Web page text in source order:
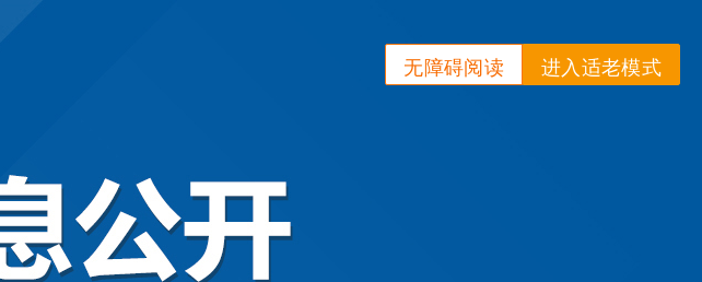
无障碍阅读 进入适老模式